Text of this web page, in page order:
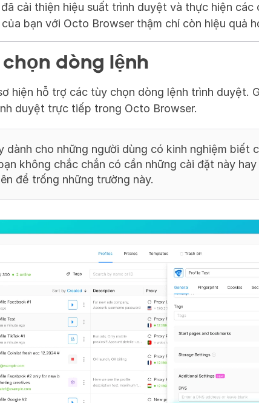
cải thiện hiệu suất trình duyệt và thực hiện các
bạn với Octo Browser thậm chí còn hiệu quả
dòng lệnh
hiện hỗ trợ các tùy chọn dòng lệnh trình duyệt.
duyệt trực tiếp trong Octo Browser.
dành cho những người dùng có kinh nghiệm biết
không chắc chắn có cần những cài đặt này
để trống những trường này.